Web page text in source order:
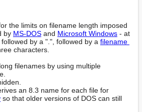
the limits on filename length imposed
by MS-DOS and Microsoft Windows - at
by a ".", followed by a filename
characters.
filenames by using multiple
so that older versions of DOS can still